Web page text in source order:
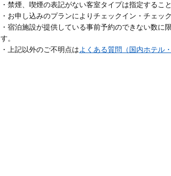
・禁煙、喫煙の表記がない客室タイプは指定するこ
・お申し込みのプランによりチェックイン・チェッ
・宿泊施設が提供している事前予約のできない数
す。
・上記以外のご不明点はよくある質問（国内ホテル・